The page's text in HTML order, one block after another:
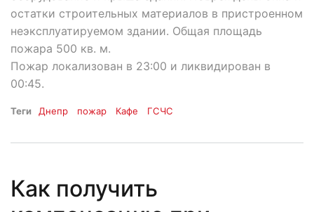
остатки строительных материалов в пристроенном
неэксплуатируемом здании. Общая площадь
пожара 500 кв. м.
Пожар локализован в 23:00 и ликвидирован в
00:45.
Теги Днепр пожар Кафе ГСЧС
Как получить